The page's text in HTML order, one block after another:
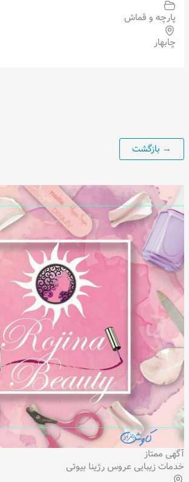
آگهی ممتاز
خدمات زیبایی عروس رژینا بیوتی
پارچه و قماش
چابهار